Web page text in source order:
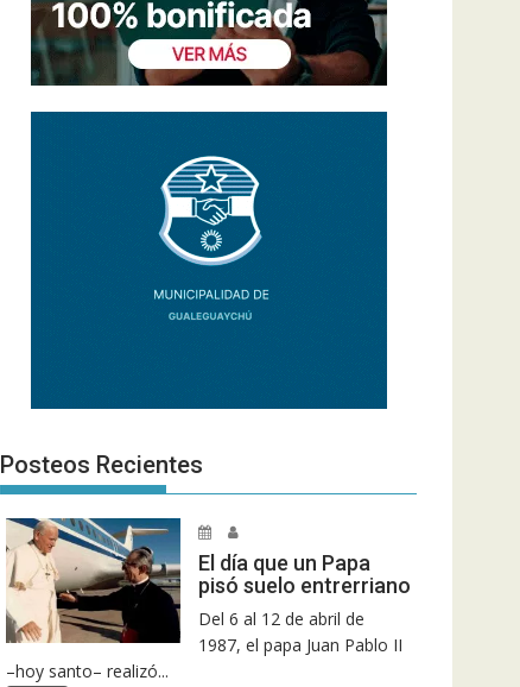
Posteos Recientes
El día que un Papa
pisó suelo entrerriano
Del 6 al 12 de abril de
1987, el papa Juan Pablo II
–hoy santo– realizó...